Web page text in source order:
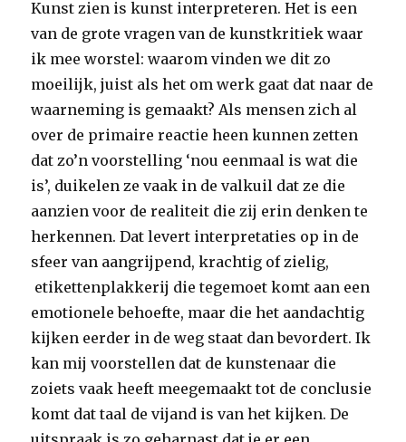
Kunst zien is kunst interpreteren. Het is een
van de grote vragen van de kunstkritiek waar
ik mee worstel: waarom vinden we dit zo
moeilijk, juist als het om werk gaat dat naar de
waarneming is gemaakt? Als mensen zich al
over de primaire reactie heen kunnen zetten
dat zo’n voorstelling ‘nou eenmaal is wat die
is’, duikelen ze vaak in de valkuil dat ze die
aanzien voor de realiteit die zij erin denken te
herkennen. Dat levert interpretaties op in de
sfeer van aangrijpend, krachtig of zielig,
etikettenplakkerij die tegemoet komt aan een
emotionele behoefte, maar die het aandachtig
kijken eerder in de weg staat dan bevordert. Ik
kan mij voorstellen dat de kunstenaar die
zoiets vaak heeft meegemaakt tot de conclusie
komt dat taal de vijand is van het kijken. De